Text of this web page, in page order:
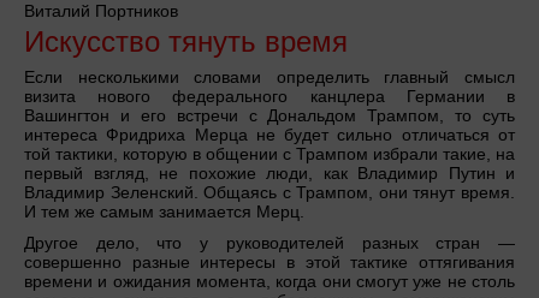
Виталий Портников
Искусство тянуть время
Если несколькими словами определить главный смысл
визита нового федерального канцлера Германии в
Вашингтон и его встречи с Дональдом Трампом, то суть
интереса Фридриха Мерца не будет сильно отличаться от
той тактики, которую в общении с Трампом избрали такие, на
первый взгляд, не похожие люди, как Владимир Путин и
Владимир Зеленский. Общаясь с Трампом, они тянут время.
И тем же самым занимается Мерц.
Другое дело, что у руководителей разных стран —
совершенно разные интересы в этой тактике оттягивания
времени и ожидания момента, когда они смогут уже не столь